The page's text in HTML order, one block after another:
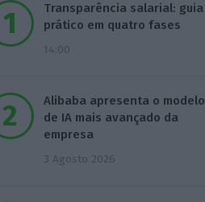
Transparência salarial: guia
prático em quatro fases
14:00
Alibaba apresenta o modelo
de IA mais avançado da
empresa
3 Agosto 2026